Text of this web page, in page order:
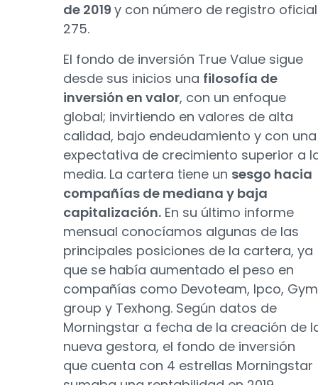
de 2019 y con número de registro oficial
275.
El fondo de inversión True Value sigue
desde sus inicios una filosofía de
inversión en valor, con un enfoque
global; invirtiendo en valores de alta
calidad, bajo endeudamiento y con una
expectativa de crecimiento superior a
media. La cartera tiene un sesgo hacia
compañías de mediana y baja
capitalización. En su último informe
mensual conocíamos algunas de las
principales posiciones de la cartera, ya
que se había aumentado el peso en
compañías como Devoteam, Ipco, Gym
group y Texhong. Según datos de
Morningstar a fecha de la creación de
nueva gestora, el fondo de inversión
que cuenta con 4 estrellas Morningstar